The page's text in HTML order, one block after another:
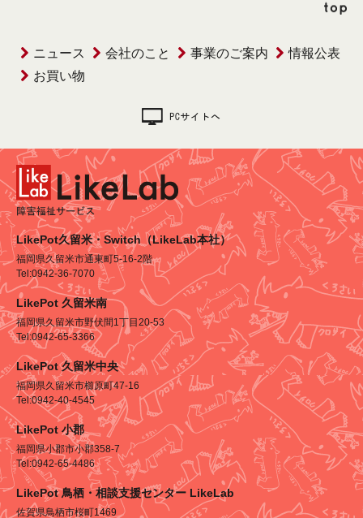
ニュース 会社のこと 事業のご案内
情報公表
お買い物
LikePot久留米・Switch（LikeLab本社）
福岡県久留米市通東町5-16-2階
Tel:0942-36-7070
LikePot 久留米南
福岡県久留米市野伏間1丁目20-53
Tel:0942-65-3366
LikePot 久留米中央
福岡県久留米市櫛原町47-16
Tel:0942-40-4545
LikePot 小郡
福岡県小郡市小郡358-7
Tel:0942-65-4486
LikePot 鳥栖・相談支援センター LikeLab
佐賀県鳥栖市桜町1469